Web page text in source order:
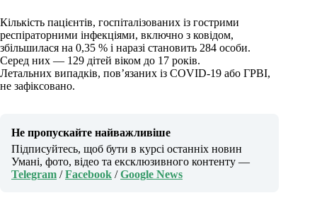
Кількість пацієнтів, госпіталізованих із гострими
респіраторними інфекціями, включно з ковідом,
збільшилася на 0,35 % і наразі становить 284 особи.
Серед них — 129 дітей віком до 17 років.
Летальних випадків, пов’язаних із COVID-19 або ГРВІ,
не зафіксовано.
Не пропускайте найважливіше
Підписуйтесь, щоб бути в курсі останніх новин
Умані, фото, відео та ексклюзивного контенту —
Telegram /Facebook /Google News